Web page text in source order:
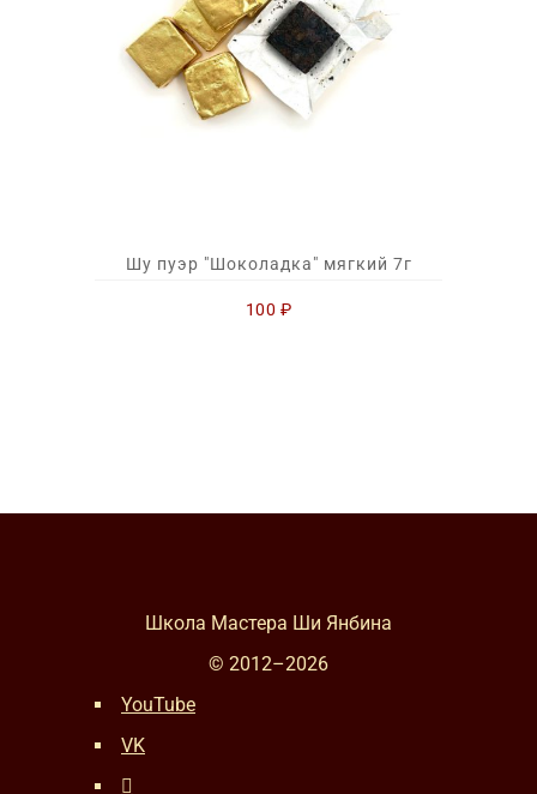
Шу пуэр "Шоколадка" мягкий 7г
100 ₽
Школа Мастера Ши Янбина
© 2012–2026
YouTube
VK